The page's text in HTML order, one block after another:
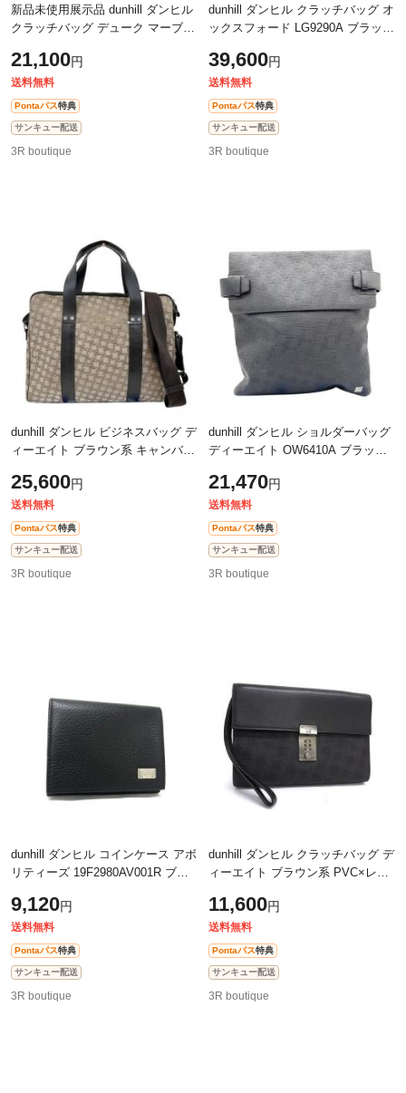
新品未使用展示品 dunhill ダンヒル
クラッチバッグ デューク マーブル
DU19R3850MR472 ブルー レザー
メンズ
21,100円
送料無料
Pontaパス特典
サンキュー配送
3R boutique
dunhill ダンヒル クラッチバッグ オ
ックスフォード LG9290A ブラック
カンドバッグ ゴールド金具 超美
39,600円
送料無料
Pontaパス特典
サンキュー配送
3R boutique
dunhill ダンヒル ビジネスバッグ デ
ィーエイト ブラウン系 キャンバス
グ シルバー金具 美品【本物保証
25,600円
送料無料
Pontaパス特典
サンキュー配送
3R boutique
dunhill ダンヒル ショルダーバッグ
ディーエイト OW6410A ブラック
保証】
21,470円
送料無料
Pontaパス特典
サンキュー配送
3R boutique
dunhill ダンヒル コインケース アボ
リティーズ 19F2980AV001R ブラ
展示品【本物保証】
9,120円
送料無料
Pontaパス特典
サンキュー配送
3R boutique
dunhill ダンヒル クラッチバッグ デ
ィーエイト ブラウン系 PVC×レザ
【本物保証】
11,600円
送料無料
Pontaパス特典
サンキュー配送
3R boutique